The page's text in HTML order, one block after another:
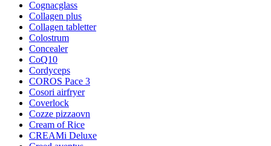
Cognacglass
Collagen plus
Collagen tabletter
Colostrum
Concealer
CoQ10
Cordyceps
COROS Pace 3
Cosori airfryer
Coverlock
Cozze pizzaovn
Cream of Rice
CREAMi Deluxe